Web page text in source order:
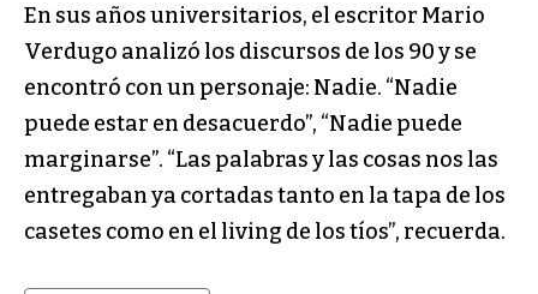
En sus años universitarios, el escritor Mario
Verdugo analizó los discursos de los 90 y se
encontró con un personaje: Nadie. “Nadie
puede estar en desacuerdo”, “Nadie puede
marginarse”. “Las palabras y las cosas nos las
entregaban ya cortadas tanto en la tapa de los
casetes como en el living de los tíos”, recuerda.